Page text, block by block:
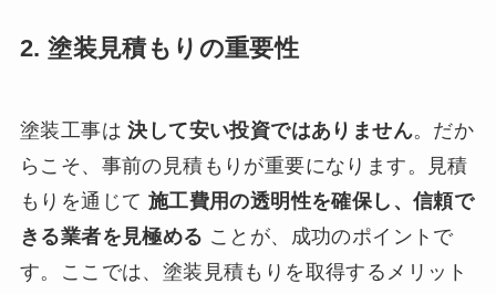
2. 塗装見積もりの重要性
塗装工事は決して安い投資ではありません。だか
らこそ、事前の見積もりが重要になります。見積
もりを通じて 施工費用の透明性を確保し、信頼で
きる業者を見極める ことが、成功のポイントで
す。ここでは、塗装見積もりを取得するメリット